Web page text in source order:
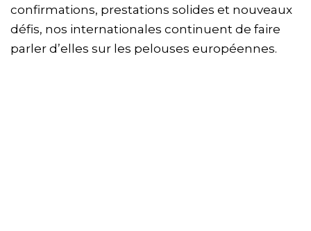
confirmations, prestations solides et nouveaux
défis, nos internationales continuent de faire
parler d’elles sur les pelouses européennes.